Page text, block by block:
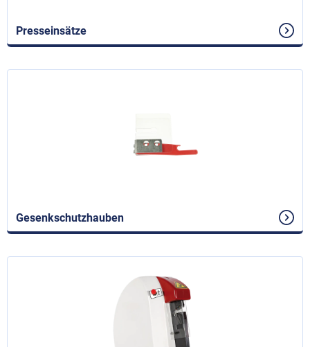
Presseinsätze
Gesenkschutzhauben